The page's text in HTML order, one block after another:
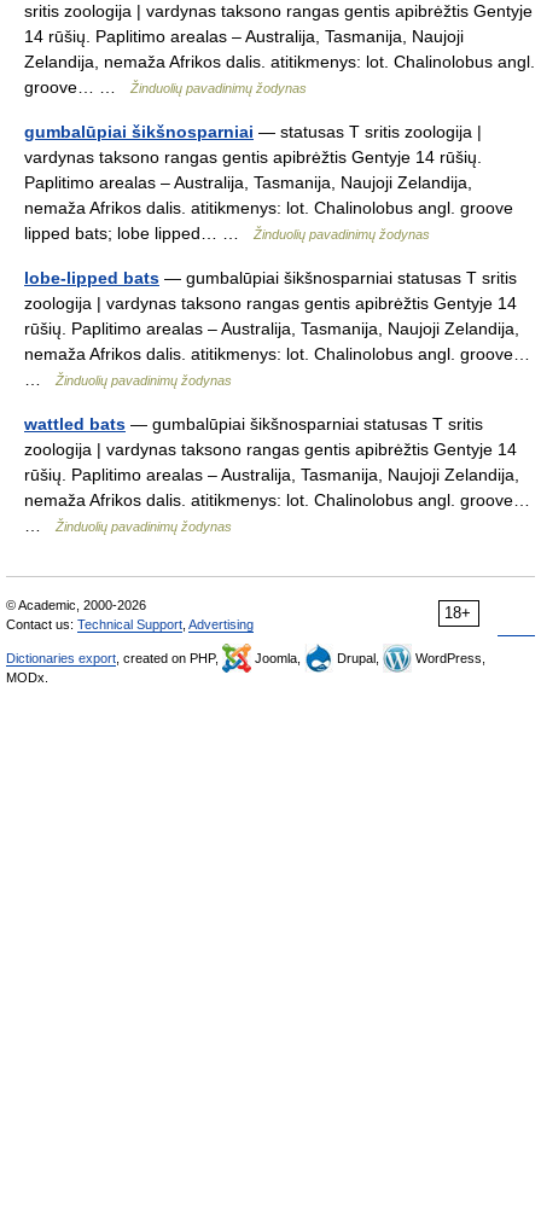
sritis zoologija | vardynas taksono rangas gentis apibrėžtis Gentyje
14 rūšių. Paplitimo arealas – Australija, Tasmanija, Naujoji
Zelandija, nemaža Afrikos dalis. atitikmenys: lot. Chalinolobus angl.
groove… …
Žinduolių pavadinimų žodynas
gumbalūpiai šikšnosparniai — statusas T sritis zoologija |
vardynas taksono rangas gentis apibrėžtis Gentyje 14 rūšių.
Paplitimo arealas – Australija, Tasmanija, Naujoji Zelandija,
nemaža Afrikos dalis. atitikmenys: lot. Chalinolobus angl. groove
lipped bats; lobe lipped… …
Žinduolių pavadinimų žodynas
lobe-lipped bats — gumbalūpiai šikšnosparniai statusas T sritis
zoologija | vardynas taksono rangas gentis apibrėžtis Gentyje 14
rūšių. Paplitimo arealas – Australija, Tasmanija, Naujoji Zelandija,
nemaža Afrikos dalis. atitikmenys: lot. Chalinolobus angl. groove…
Žinduolių pavadinimų žodynas
wattled bats — gumbalūpiai šikšnosparniai statusas T sritis
zoologija | vardynas taksono rangas gentis apibrėžtis Gentyje 14
rūšių. Paplitimo arealas – Australija, Tasmanija, Naujoji Zelandija,
nemaža Afrikos dalis. atitikmenys: lot. Chalinolobus angl. groove…
Žinduolių pavadinimų žodynas
18+
© Academic, 2000-2026
Contact us: Technical Support Advertising
Dictionaries export , created on PHP, Joomla, Drupal,
WordPress,
MODx.